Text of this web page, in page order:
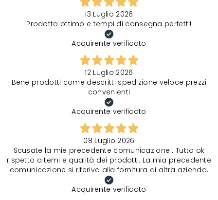
13 Luglio 2026
Prodotto ottimo e tempi di consegna perfetti!
Acquirente verificato
12 Luglio 2026
Bene prodotti come descritti spedizione veloce prezzi
convenienti
Acquirente verificato
08 Luglio 2026
Scusate la mie precedente comunicazione . Tutto ok
rispetto a temi e qualità dei prodotti. La mia precedente
comunicazione si riferiva alla fornitura di altra azienda.
Acquirente verificato